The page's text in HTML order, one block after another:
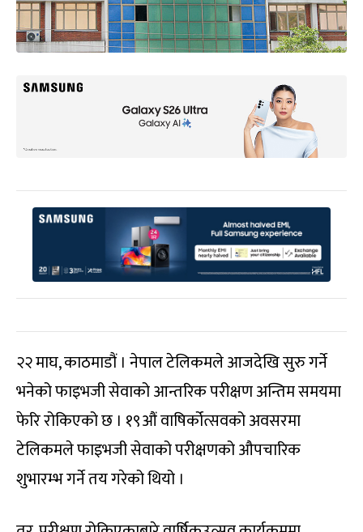
२२ माघ, काठमाडौं । नेपाल टेलिकमले आजदेखि सुरु गर्ने
भनेको फाइभजी सेवाको आन्तरिक परीक्षण अन्तिम समयमा
फेरि रोकिएको छ । १९औं वाषिर्कोत्सवको अवसरमा
टेलिकमले फाइभजी सेवाको परीक्षणको औपचारिक
शुभारम्भ गर्ने तय गरेको थियो ।